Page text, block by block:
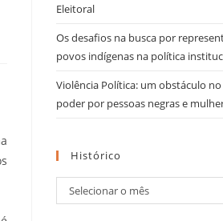
Eleitoral
Os desafios na busca por
povos indígenas na política
Violência Política: um obstáculo
poder por pessoas negras e
Histórico
Selecionar o mês